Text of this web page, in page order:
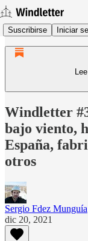
Suscribirse Iniciar
Windletter
bajo viento,
España,
otros
Sergio Fdez Munguía
dic 20, 2021